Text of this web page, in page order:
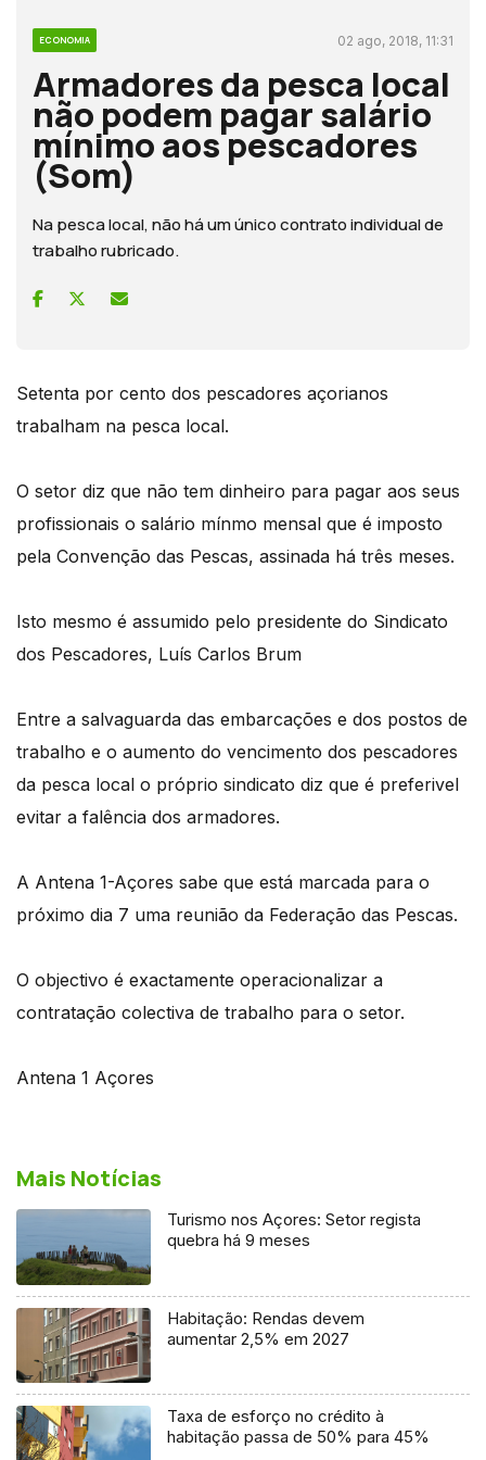
ECONOMIA 02 ago, 2018, 11:31
Armadores da pesca local
não podem pagar salário
mínimo aos pescadores
(Som)
Na pesca local, não há um único contrato individual de
trabalho rubricado.
Setenta por cento dos pescadores açorianos
trabalham na pesca local.
O setor diz que não tem dinheiro para pagar aos seus
profissionais o salário mínmo mensal que é imposto
pela Convenção das Pescas, assinada há três meses.
Isto mesmo é assumido pelo presidente do Sindicato
dos Pescadores, Luís Carlos Brum
Entre a salvaguarda das embarcações e dos postos de
trabalho e o aumento do vencimento dos pescadores
da pesca local o próprio sindicato diz que é preferivel
evitar a falência dos armadores.
A Antena 1-Açores sabe que está marcada para o
próximo dia 7 uma reunião da Federação das Pescas.
O objectivo é exactamente operacionalizar a
contratação colectiva de trabalho para o setor.
Antena 1 Açores
Mais Notícias
Turismo nos Açores: Setor regista
quebra há 9 meses
Habitação: Rendas devem
aumentar 2,5% em 2027
Taxa de esforço no crédito à
habitação passa de 50% para 45%